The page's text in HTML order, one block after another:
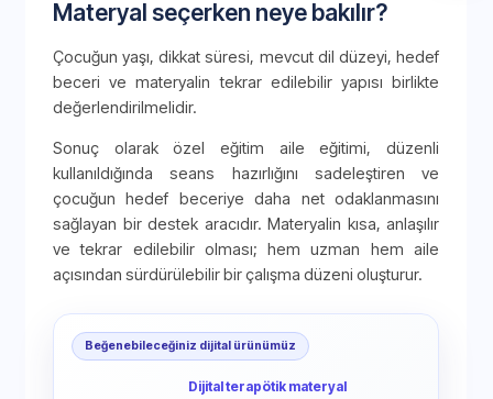
Materyal seçerken neye bakılır?
Çocuğun yaşı, dikkat süresi, mevcut dil düzeyi, hedef
beceri ve materyalin tekrar edilebilir yapısı birlikte
değerlendirilmelidir.
Sonuç olarak özel eğitim aile eğitimi, düzenli
kullanıldığında seans hazırlığını sadeleştiren ve
çocuğun hedef beceriye daha net odaklanmasını
sağlayan bir destek aracıdır. Materyalin kısa, anlaşılır
ve tekrar edilebilir olması; hem uzman hem aile
açısından sürdürülebilir bir çalışma düzeni oluşturur.
Beğenebileceğiniz dijital ürünümüz
Dijital terapötik materyal